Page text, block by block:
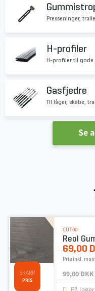
Presseninger,
H-profiler
H-profiler til gode
Gasfjedre
Til låger, skabe,
Se
CUT00
Reol
69,00
Pris inkl.
99,00 DKK
SKARP
PRIS